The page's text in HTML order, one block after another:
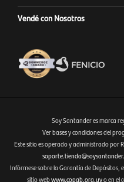
Vendé con Nosotros
Fenicio eCommerce Uruguay
Soy Santander es marca
Ver bases y condiciones del
Este sitio es operado y administrado por
Infórmese sobre la Garantía de Depósitos,
sitio webwww.copab.org.uyo en el